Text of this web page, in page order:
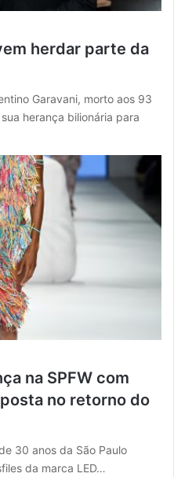
herdar parte da
Garavani, morto aos 93
herança bilionária para
na SPFW com
no retorno do
30 anos da São Paulo
da marca LED…